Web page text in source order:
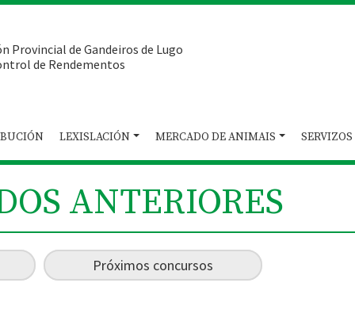
Provincial de Gandeiros de Lugo
de Rendementos
LEXISLACIÓN MERCADO DE ANIMAIS SERVIZOS
ANTERIORES
Próximos concursos